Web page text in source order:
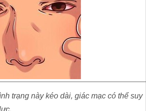
trạng này kéo dài, giác mạc có thể suy